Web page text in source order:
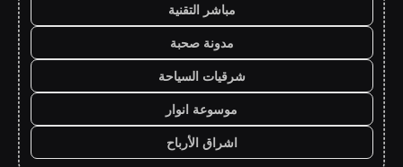
مباشر التقنية
مدونة صحبة
شرقيات السياحة
موسوعة انوار
اشراق الأرباح